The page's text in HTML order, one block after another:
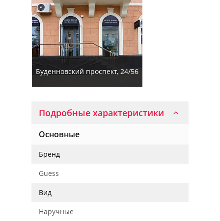
Буденновский проспект, 24/56
Подробные характеристики
Основные
Бренд
Guess
Вид
Наручные